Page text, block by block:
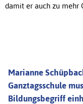
damit er auch zu mehr
Marianne
Ganztagsschule
Bildungsbegriff